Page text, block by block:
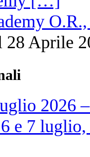
28 Aprile